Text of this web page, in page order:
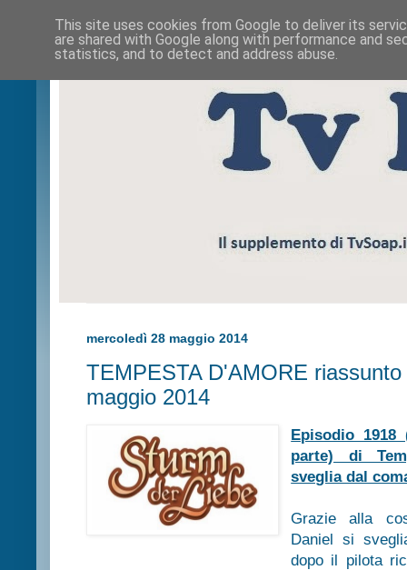
mercoledì 28 maggio 2014
TEMPESTA D'AMORE
maggio 2014
Episodio
parte) di
sveglia dal
Grazie alla
Daniel si
dopo il pilota
This site uses cookies from Google to deliver its
are shared with Google along with performance and
statistics, and to detect and address abuse.